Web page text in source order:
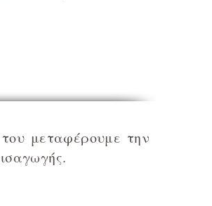
μεταφέρουμε την